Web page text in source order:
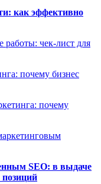
как эффективно
работы: чек-лист для
почему бизнес
почему
SEO: в выдаче